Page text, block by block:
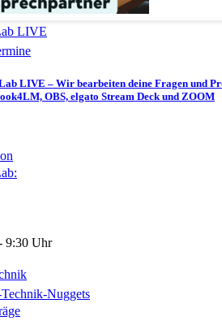
LIVE
LIVE – Wir bearbeiten deine Fragen und
OBS, elgato Stream Deck und ZOOM
9:30 Uhr
Nuggets